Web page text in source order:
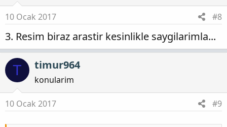
10 Ocak 2017 #8
3. Resim biraz arastir kesinlikle saygilarimla...
T timur964
konularim
10 Ocak 2017 #9